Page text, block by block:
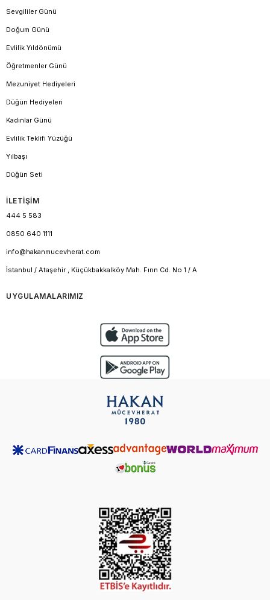
Sevgililer Günü
Doğum Günü
Evlilik Yıldönümü
Öğretmenler Günü
Mezuniyet Hediyeleri
Düğün Hediyeleri
Kadınlar Günü
Evlilik Teklifi Yüzüğü
Yılbaşı
Düğün Seti
İLETİŞİM
444 5 583
0850 640 1111
info@hakanmucevherat.com
İstanbul / Ataşehir , Küçükbakkalköy Mah. Fırın Cd. No 1 / A
UYGULAMALARIMIZ